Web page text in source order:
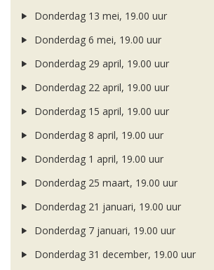
Donderdag 13 mei, 19.00 uur
Donderdag 6 mei, 19.00 uur
Donderdag 29 april, 19.00 uur
Donderdag 22 april, 19.00 uur
Donderdag 15 april, 19.00 uur
Donderdag 8 april, 19.00 uur
Donderdag 1 april, 19.00 uur
Donderdag 25 maart, 19.00 uur
Donderdag 21 januari, 19.00 uur
Donderdag 7 januari, 19.00 uur
Donderdag 31 december, 19.00 uur